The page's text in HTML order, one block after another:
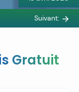
Suivant:
Gratuit